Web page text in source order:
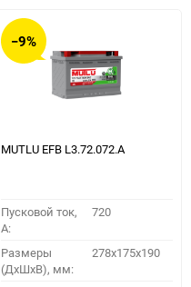
−9%
MUTLU EFB L3.72.072.A
Пусковой ток,
A:
720
Размеры
(ДхШхВ), мм:
278x175x190